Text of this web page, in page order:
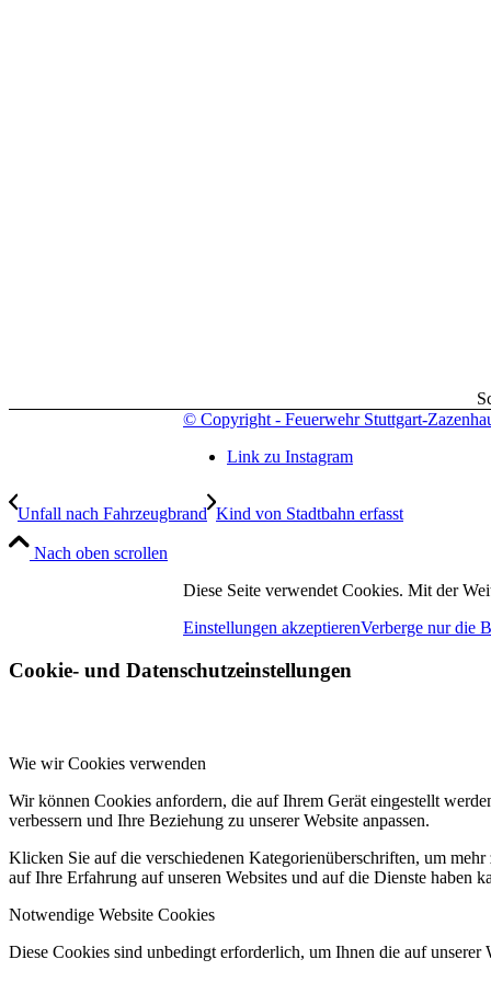
© Copyright - Feuerwehr Stuttgart-
Link zu Instagram
Unfall nach Fahrzeugbrand Kind von Stadtbahn erfasst
Nach oben scrollen
Diese Seite verwendet Cookies. Mit der
Einstellungen akzeptierenVerberge nur die
Cookie- und Datenschutzeinstellungen
Wie wir Cookies verwenden
Wir können Cookies anfordern, die auf Ihrem Gerät eingestellt
verbessern und Ihre Beziehung zu unserer Website anpassen.
Klicken Sie auf die verschiedenen Kategorienüberschriften, um
auf Ihre Erfahrung auf unseren Websites und auf die Dienste haben
Notwendige Website Cookies
Diese Cookies sind unbedingt erforderlich, um Ihnen die auf